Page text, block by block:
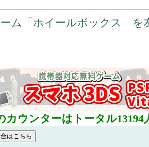
ム「ホイールボックス」を
カウンターはトータル13194